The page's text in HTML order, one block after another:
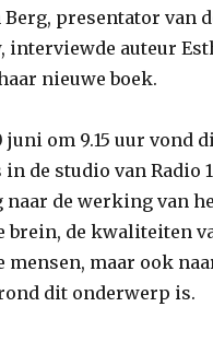
Berg, presentator van
interviewde auteur
nieuwe boek.
juni om 9.15 uur vond
de studio van Radio
naar de werking van
brein, de kwaliteiten
mensen, maar ook
dit onderwerp is.